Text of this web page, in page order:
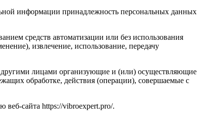
информации принадлежность персональных данных
средств автоматизации или без использования
извлечение, использование, передачу
другими лицами организующие и (или) осуществляющие
обработке, действия (операции), совершаемые с
сайта https://vibroexpert.pro/.